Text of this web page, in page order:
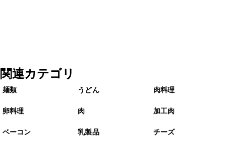
関連カテゴリ
麺類 うどん 肉料理
卵料理 肉 加工肉
ベーコン 乳製品 チーズ